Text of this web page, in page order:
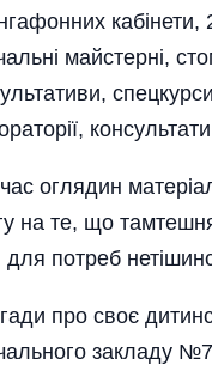
кабі­нети,
майстерні,
оглядин
на те, що
для потреб
про своє
закладу №7